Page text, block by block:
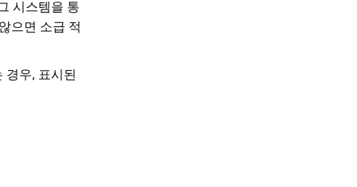
시스템을 통
으면 소급 적
경우, 표시된